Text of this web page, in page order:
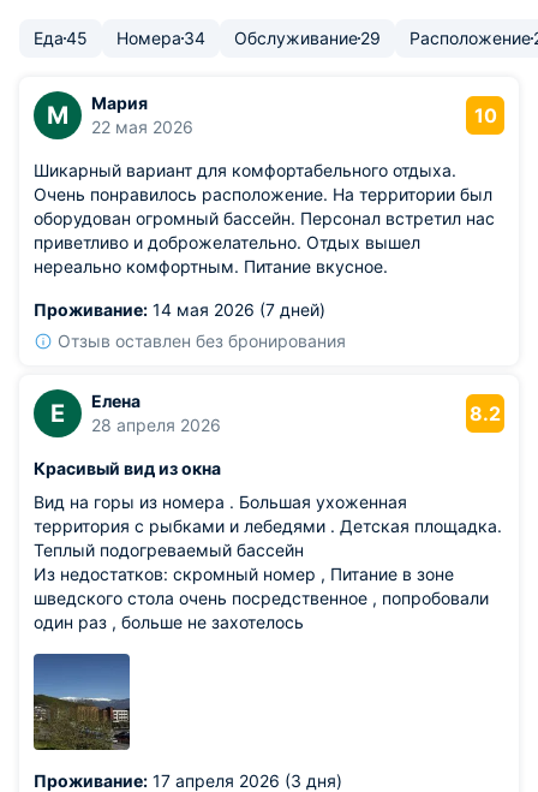
Еда45 Номера 34 Обслуживание29 Расположение
М
Мария
22 мая 2026
10
Шикарный вариант для комфортабельного отдыха.
Очень понравилось расположение. На территории был
оборудован огромный бассейн. Персонал встретил нас
приветливо и доброжелательно. Отдых вышел
нереально комфортным. Питание вкусное.
Проживание: 14 мая 2026 (7 дней)
Отзыв оставлен без бронирования
Е
Елена
28 апреля 2026
8.2
Красивый вид из окна
Вид на горы из номера . Большая ухоженная
территория с рыбками и лебедями . Детская площадка.
Теплый подогреваемый бассейн
Из недостатков: скромный номер , Питание в зоне
шведского стола очень посредственное , попробовали
один раз , больше не захотелось
Проживание: 17 апреля 2026 (3 дня)